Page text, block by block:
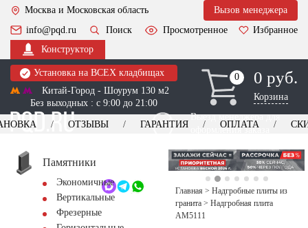
Москва и Московская область
Вызов менеджера
info@pqd.ru
Поиск Просмотренное
Избранное
Конструктор
Установка на ВСЕХ кладбищах
Китай-Город - Шоурум 130 м2
Без выходных : с 9:00 до 21:00
0
0 0 руб.
Корзина
Выезд менеджера для
оформления заказа
+7 (495) 518-44-23
Обратный звонок
ОТЗЫВЫ ГАРАНТИЯ ОПЛАТА
Памятники
Экономичные
Вертикальные
Фрезерные
Главная > Надгробные плиты из
гранита > Надгробная плита
AM5111